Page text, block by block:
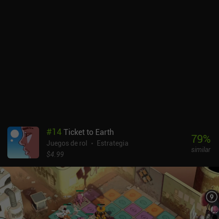
ciudades, que pueden desactivarse mediante un único iAP de 3,99
$. Aunque el juego acaba haciéndose repetitivo, ofrece suficiente
contenido generado aleatoriamente como para mantener
ocupados durante un buen rato a la mayoría de los aficionados al
género.
#14Ticket to Earth
Juegos de rol
Estrategia
$4.99
79%
similar